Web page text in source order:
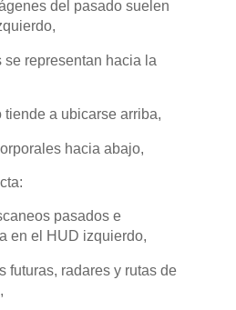
del pasado suelen
se representan hacia la
a ubicarse arriba,
hacia abajo,
pasados e
en el HUD izquierdo,
futuras, radares y rutas de